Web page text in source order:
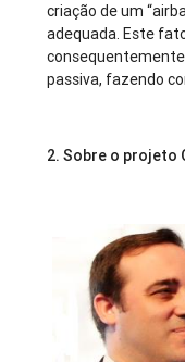
criação de um
adequada. Este
passiva, fazendo
2. Sobre o projeto